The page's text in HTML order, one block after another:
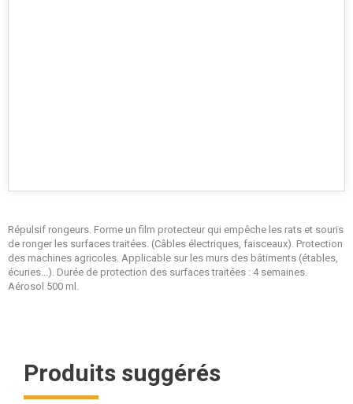
Répulsif rongeurs. Forme un film protecteur qui empêche les rats et souris
de ronger les surfaces traitées. (Câbles électriques, faisceaux). Protection
des machines agricoles. Applicable sur les murs des bâtiments (étables,
écuries...). Durée de protection des surfaces traitées : 4 semaines.
Aérosol 500 ml.
Produits suggérés